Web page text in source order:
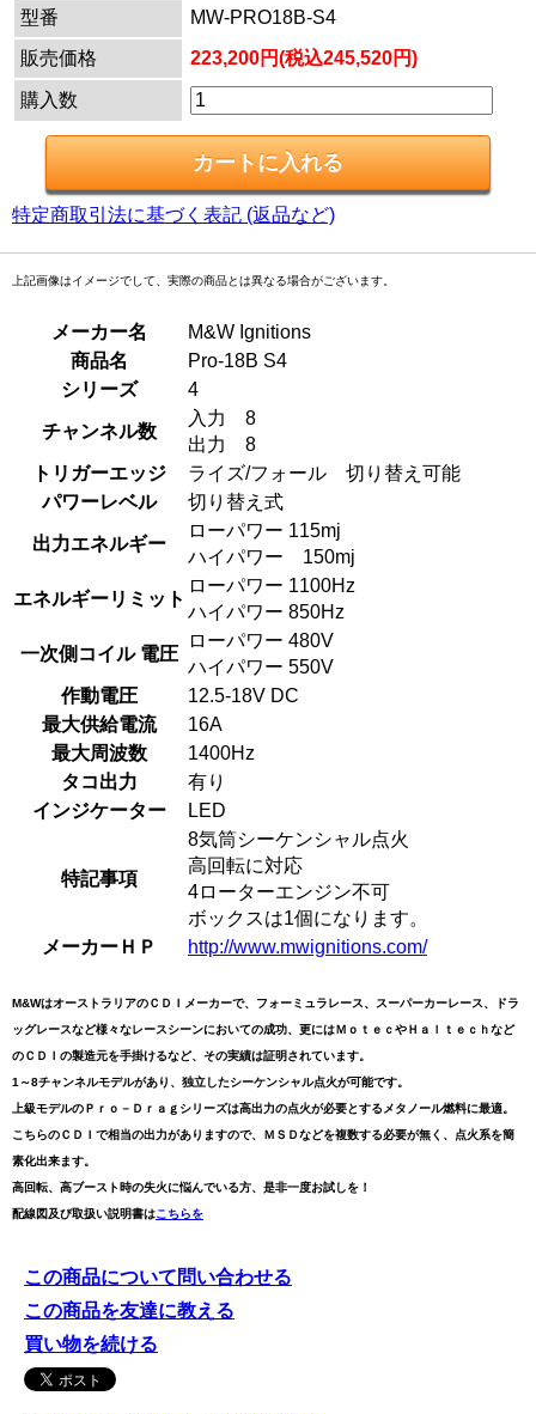
型番
MW-PRO18B-S4
販売価格
223,200円(税込245,520円)
購入数
特定商取引法に基づく表記 (返品など)
上記画像はイメージでして、実際の商品とは異なる場合がございます。
メーカー名
M&W Ignitions
商品名
Pro-18B S4
シリーズ
4
チャンネル数
入力 8
出力 8
トリガーエッジ
ライズ/フォール 切り替え可能
パワーレベル
切り替え式
出力エネルギー
ローパワー 115mj
ハイパワー 150mj
エネルギーリミット
ローパワー 1100Hz
ハイパワー 850Hz
一次側コイル 電圧
ローパワー 480V
ハイパワー 550V
作動電圧
12.5-18V DC
最大供給電流
16A
最大周波数
1400Hz
タコ出力
有り
インジケーター
LED
特記事項
8気筒シーケンシャル点火
高回転に対応
4ローターエンジン不可
ボックスは1個になります。
メーカーＨＰ
http://www.mwignitions.com/
M&WはオーストラリアのＣＤＩメーカーで、フォーミュラレース、スーパーカーレース、ドラ
ッグレースなど様々なレースシーンにおいての成功、更にはＭｏｔｅｃやＨａｌｔｅｃｈなど
のＣＤＩの製造元を手掛けるなど、その実績は証明されています。
1～8チャンネルモデルがあり、独立したシーケンシャル点火が可能です。
上級モデルのＰｒｏ－Ｄｒａｇシリーズは高出力の点火が必要とするメタノール燃料に最適。
こちらのＣＤＩで相当の出力がありますので、ＭＳＤなどを複数する必要が無く、点火系を簡
素化出来ます。
高回転、高ブースト時の失火に悩んでいる方、是非一度お試しを！
配線図及び取扱い説明書はこちらを
この商品について問い合わせる
この商品を友達に教える
買い物を続ける